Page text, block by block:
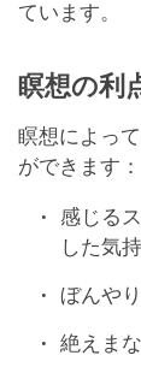
ています。
瞑想の利
瞑想によっ
ができます：
感じる
した気
ぼんや
絶えま